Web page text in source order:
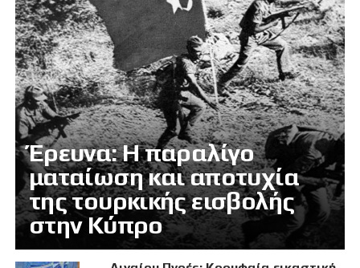
Έρευνα: Η παραλίγο
ματαίωση και αποτυχία
της τουρκικής εισβολής
στην Κύπρο